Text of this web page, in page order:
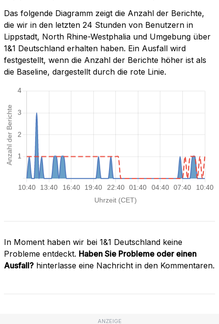
Das folgende Diagramm zeigt die Anzahl der Berichte,
die wir in den letzten 24 Stunden von Benutzern in
Lippstadt, North Rhine-Westphalia und Umgebung über
1&1 Deutschland erhalten haben. Ein Ausfall wird
festgestellt, wenn die Anzahl der Berichte höher ist als
die Baseline, dargestellt durch die rote Linie.
In Moment haben wir bei 1&1 Deutschland keine
Probleme entdeckt. Haben Sie Probleme oder einen
Ausfall? hinterlasse eine Nachricht in den Kommentaren.
ANZEIGE